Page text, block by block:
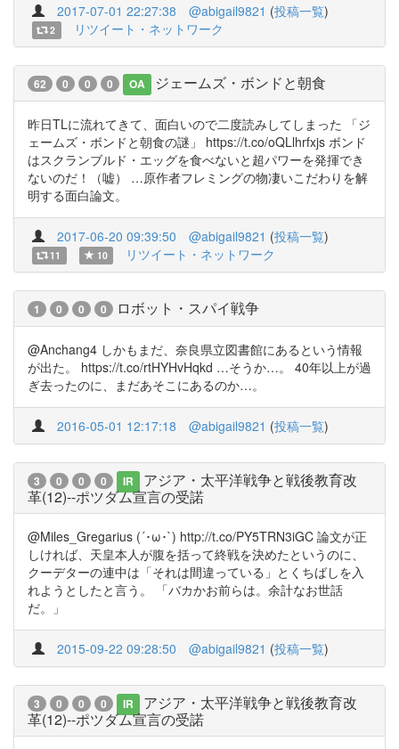
2017-07-01 22:27:38 @abigail9821 (投稿一覧)
2 リツイート・ネットワーク
62 0 0 0 OA ジェームズ・ボンドと朝食
昨日TLに流れてきて、面白いので二度読みしてしまった 「ジ
ェームズ・ボンドと朝食の謎」 https://t.co/oQLlhrfxjs ボンド
はスクランブルド・エッグを食べないと超パワーを発揮でき
ないのだ！（嘘） …原作者フレミングの物凄いこだわりを解
明する面白論文。
2017-06-20 09:39:50 @abigail9821 (投稿一覧)
11 10 リツイート・ネットワーク
1 0 0 0 ロボット・スパイ戦争
@Anchang4 しかもまだ、奈良県立図書館にあるという情報
が出た。 https://t.co/rtHYHvHqkd …そうか…。 40年以上が過
ぎ去ったのに、まだあそこにあるのか…。
2016-05-01 12:17:18 @abigail9821 (投稿一覧)
3 0 0 0 IR
アジア・太平洋戦争と戦後教育改
革(12)--ポツダム宣言の受諾
@Miles_Gregarius (´･ω･`) http://t.co/PY5TRN3iGC 論文が正
しければ、天皇本人が腹を括って終戦を決めたというのに、
クーデターの連中は「それは間違っている」とくちばしを入
れようとしたと言う。 「バカかお前らは。余計なお世話
だ。」
2015-09-22 09:28:50 @abigail9821 (投稿一覧)
3 0 0 0 IR
アジア・太平洋戦争と戦後教育改
革(12)--ポツダム宣言の受諾